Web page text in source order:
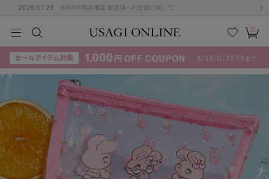
2026.07.29 令和8年熊本地震 被災地への支援に関して
検索
お気
に入
カー
ト
0
KIDSBABYBEAUTYLIFE STYLE
(715)
(3074)
ス/ドレス (1179)
(570)
KIDSBABYBEAUTYLIFE STYLE
B C E G
I J K L M N
P Q R U